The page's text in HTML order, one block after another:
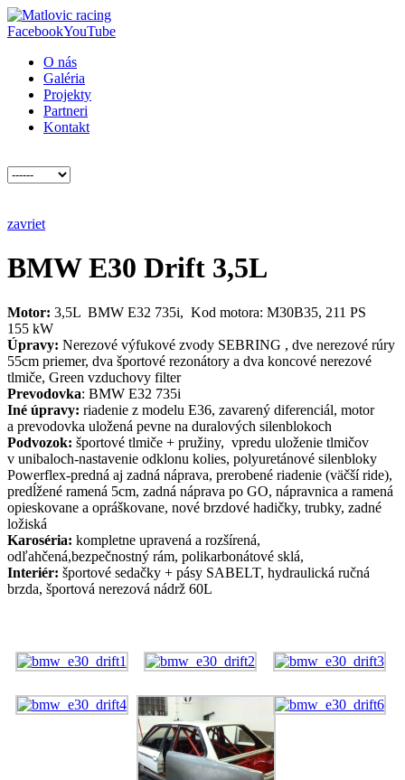
FacebookYouTube
O nás
Galéria
Projekty
Partneri
Kontakt
zavriet
BMW E30 Drift 3,5L
Motor: 3,5L BMW E32 735i, Kod motora: M30B35, 211 PS
155 kW
Úpravy: Nerezové výfukové zvody SEBRING , dve nerezové rúry
55cm priemer, dva športové rezonátory a dva koncové nerezové
tlmiče, Green vzduchovy filter
Prevodovka: BMW E32 735i
Iné úpravy: riadenie z modelu E36, zavarený diferenciál, motor
a prevodovka uložená pevne na duralových silenblokoch
Podvozok: športové tlmiče + pružiny, vpredu uloženie tlmičov
v unibaloch-nastavenie odklonu kolies, polyuretánové silenbloky
Powerflex-predná aj zadná náprava, prerobené riadenie (väčší ride),
predĺžené ramená 5cm, zadná náprava po GO, nápravnica a ramená
opieskovane a opráškovane, nové brzdové hadičky, trubky, zadné
ložiská
Karoséria: kompletne upravená a rozšírená,
odľahčená,bezpečnostný rám, polikarbonátové sklá,
Interiér: športové sedačky + pásy SABELT, hydraulická ručná
brzda, športová nerezová nádrž 60L